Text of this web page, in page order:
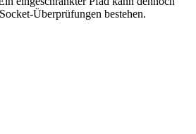
Überprüfungen bestehen.